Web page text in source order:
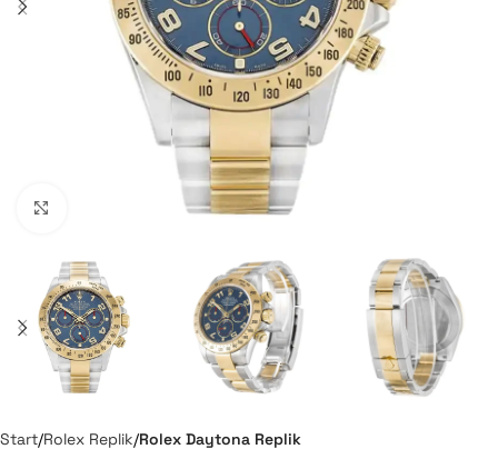
Start Rolex Replik Rolex Daytona Replik